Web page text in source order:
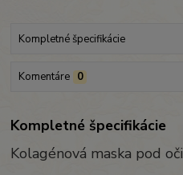
Kompletné špecifikácie
Komentáre 0
Kompletné špecifikácie
Kolagénová maska pod oči